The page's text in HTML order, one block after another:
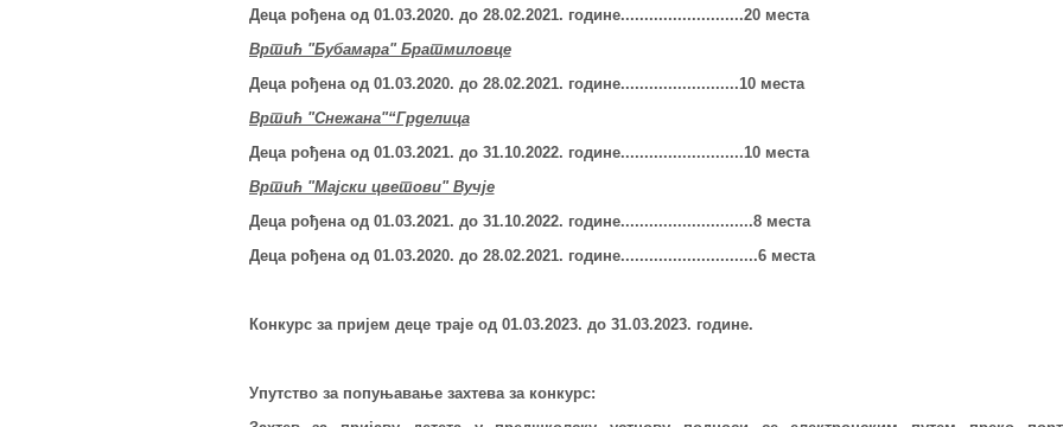
Деца рођена од 01.03.2020. до 28.02.2021. године..........................20 места
Вртић "Бубамара" Братмиловце
Деца рођена од 01.03.2020. до 28.02.2021. године.........................10 места
Вртић "Снежана"“Грделица
Деца рођена од 01.03.2021. до 31.10.2022. године..........................10 места
Вртић "Мајски цветови" Вучје
Деца рођена од 01.03.2021. до 31.10.2022. године............................8 места
Деца рођена од 01.03.2020. до 28.02.2021. године.............................6 места
Конкурс за пријем деце траје од 01.03.2023. до 31.03.2023. године.
Упутство за попуњавање захтева за конкурс: